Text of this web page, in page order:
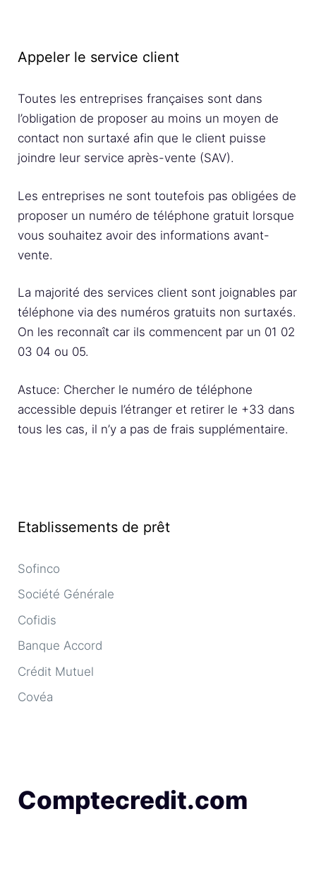
Appeler le service client
Toutes les entreprises françaises sont dans
l’obligation de proposer au moins un moyen de
contact non surtaxé afin que le client puisse
joindre leur service après-vente (SAV).
Les entreprises ne sont toutefois pas obligées de
proposer un numéro de téléphone gratuit lorsque
vous souhaitez avoir des informations avant-
vente.
La majorité des services client sont joignables par
téléphone via des numéros gratuits non surtaxés.
On les reconnaît car ils commencent par un 01 02
03 04 ou 05.
Astuce: Chercher le numéro de téléphone
accessible depuis l’étranger et retirer le +33 dans
tous les cas, il n’y a pas de frais supplémentaire.
Etablissements de prêt
Sofinco
Société Générale
Cofidis
Banque Accord
Crédit Mutuel
Covéa
Comptecredit.com